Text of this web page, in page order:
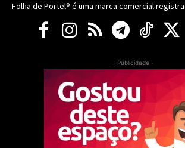
Folha de Portel® é uma marca comercial
- Publicidade -